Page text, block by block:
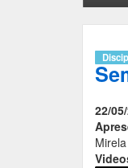
22/